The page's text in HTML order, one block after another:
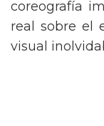
coreografía
real sobre el
visual